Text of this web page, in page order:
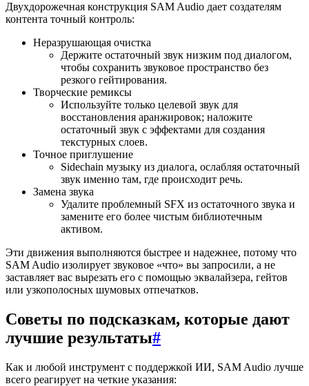
Двухдорожечная конструкция SAM Audio дает создателям
контента точный контроль:
Неразрушающая очистка
Держите остаточный звук низким под диалогом,
чтобы сохранить звуковое пространство без
резкого гейтирования.
Творческие ремиксы
Используйте только целевой звук для
восстановления аранжировок; наложите
остаточный звук с эффектами для создания
текстурных слоев.
Точное приглушение
Sidechain музыку из диалога, ослабляя остаточный
звук именно там, где происходит речь.
Замена звука
Удалите проблемный SFX из остаточного звука и
замените его более чистым библиотечным
активом.
Эти движения выполняются быстрее и надежнее, потому что
SAM Audio изолирует звуковое «что» вы запросили, а не
заставляет вас вырезать его с помощью эквалайзера, гейтов
или узкополосных шумовых отпечатков.
Советы по подсказкам, которые дают
лучшие результаты#
Как и любой инструмент с поддержкой ИИ, SAM Audio лучше
всего реагирует на четкие указания: